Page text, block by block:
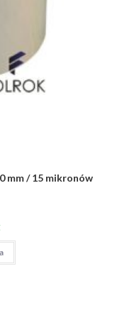
mm / 15 mikronów